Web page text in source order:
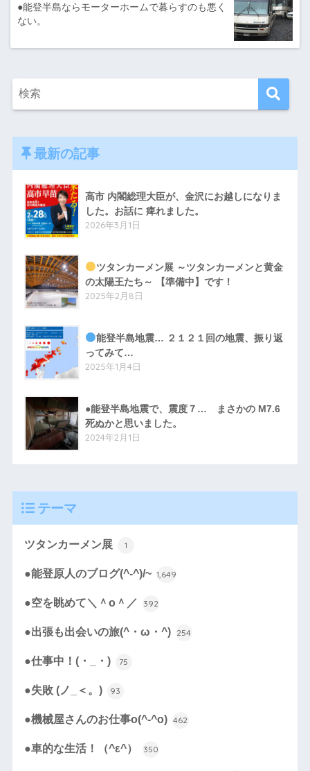
●能登半島ならモーターホームで暮らすのも悪く
ない。
最新の記事
高市 内閣総理大臣が、金沢にお越しになりま
した。お話に 痺れました。
2026年3月1日
ツタンカーメン展 ～ツタンカーメンと黄金
の太陽王たち～ 【準備中】です！
2025年2月8日
能登半島地震… ２１２１回の地震、振り返
ってみて…
2025年1月4日
●能登半島地震で、震度７… まさかの M7.6
死ぬかと思いました。
2024年2月1日
テーマ
ツタンカーメン展 1
●能登原人のブログ(^-^)/~ 1,649
●空を眺めて＼＾o＾／ 392
●出張も出会いの旅(^・ω・^) 254
●仕事中！(・_・) 75
●失敗 (ノ_＜。) 93
●機械屋さんのお仕事o(^-^o) 462
●車的な生活！（^ε^） 350